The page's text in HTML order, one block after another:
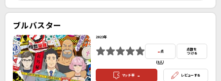
ブルバスター
2023年
-点
(0人）
点数を
つける
マッチ率 - レビューする